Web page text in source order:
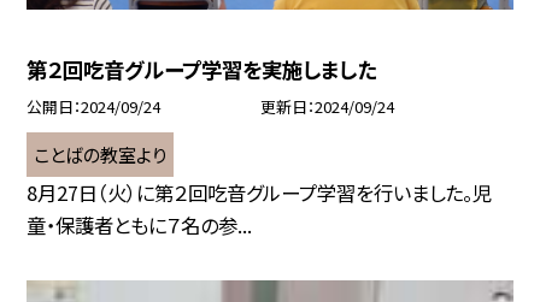
第２回吃音グループ学習を実施しました
公開日 2024/09/24 更新日 2024/09/24
ことばの教室より
8月27日（火）に第２回吃音グループ学習を行いました。児
童・保護者ともに７名の参...